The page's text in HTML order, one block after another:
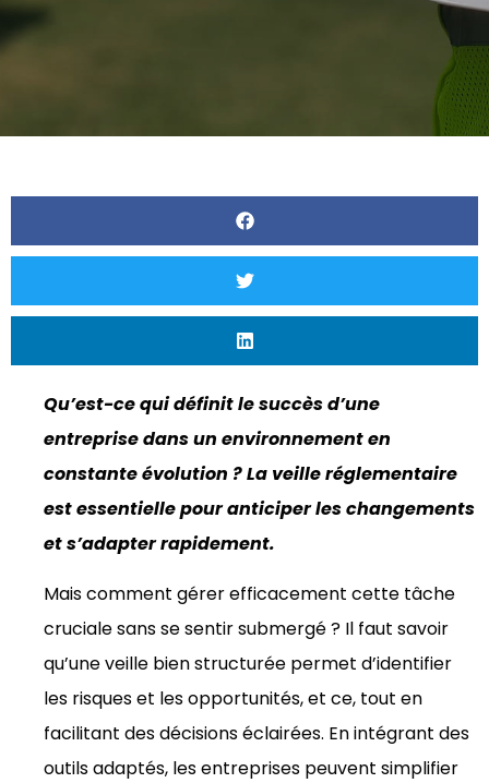
Qu’est-ce qui définit le succès d’une
entreprise dans un environnement en
constante évolution ? La veille réglementaire
est essentielle pour anticiper les changements
et s’adapter rapidement.
Mais comment gérer efficacement cette tâche
cruciale sans se sentir submergé ? Il faut savoir
qu’une veille bien structurée permet d’identifier
les risques et les opportunités, et ce, tout en
facilitant des décisions éclairées. En intégrant des
outils adaptés, les entreprises peuvent simplifier